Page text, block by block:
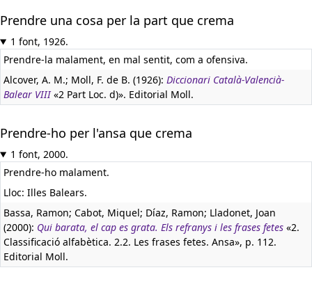
Prendre una cosa per la part que crema
1 font, 1926.
Prendre-la malament, en mal sentit, com a ofensiva.
Alcover, A. M.; Moll, F. de B. (1926): Diccionari Català-Valencià-
Balear VIII«2 Part Loc. d)». Editorial Moll.
Prendre-ho per l'ansa que crema
1 font, 2000.
Prendre-ho malament.
Lloc: Illes Balears.
Bassa, Ramon; Cabot, Miquel; Díaz, Ramon; Lladonet, Joan
(2000): Qui barata, el cap es grata. Els refranys i les frases fetes «2.
Classificació alfabètica. 2.2. Les frases fetes. Ansa», p. 112.
Editorial Moll.